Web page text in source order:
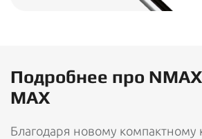
Подробнее про
MAX
Благодаря новому компактному